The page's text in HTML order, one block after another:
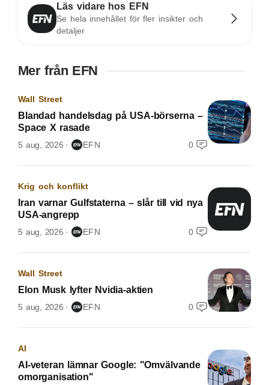
Läs vidare hos EFN
Se hela innehållet för fler insikter och
detaljer
Mer från EFN
Wall Street
Blandad handelsdag på USA-börserna –
Space X rasade
5 aug, 2026 EFN 0
Krig och konflikt
Iran varnar Gulfstaterna – slår till vid nya
USA-angrepp
5 aug, 2026 EFN 0
Wall Street
Elon Musk lyfter Nvidia-aktien
5 aug, 2026 EFN 0
AI
AI-veteran lämnar Google: "Omvälvande
omorganisation"